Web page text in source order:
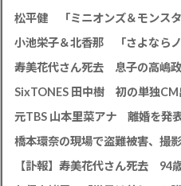
小池栄子＆北香那 「さよなら
元TBS 山本里菜アナ 離婚を発
橋本環奈の現場で盗難被害、撮